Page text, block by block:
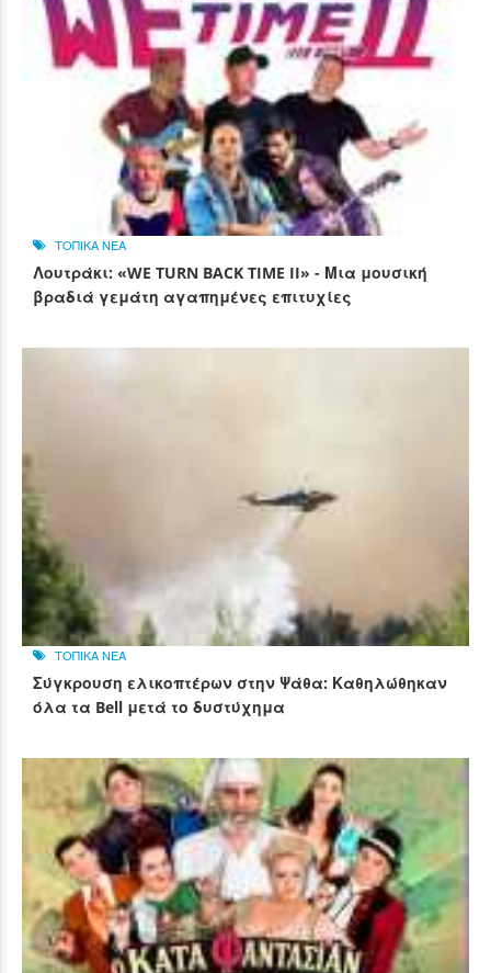
ΤΟΠΙΚΑ ΝΕΑ
Λουτράκι: «WE TURN BACK TIME II» - Μια μουσική
βραδιά γεμάτη αγαπημένες επιτυχίες
ΤΟΠΙΚΑ ΝΕΑ
Σύγκρουση ελικοπτέρων στην Ψάθα: Καθηλώθηκαν
όλα τα Bell μετά το δυστύχημα